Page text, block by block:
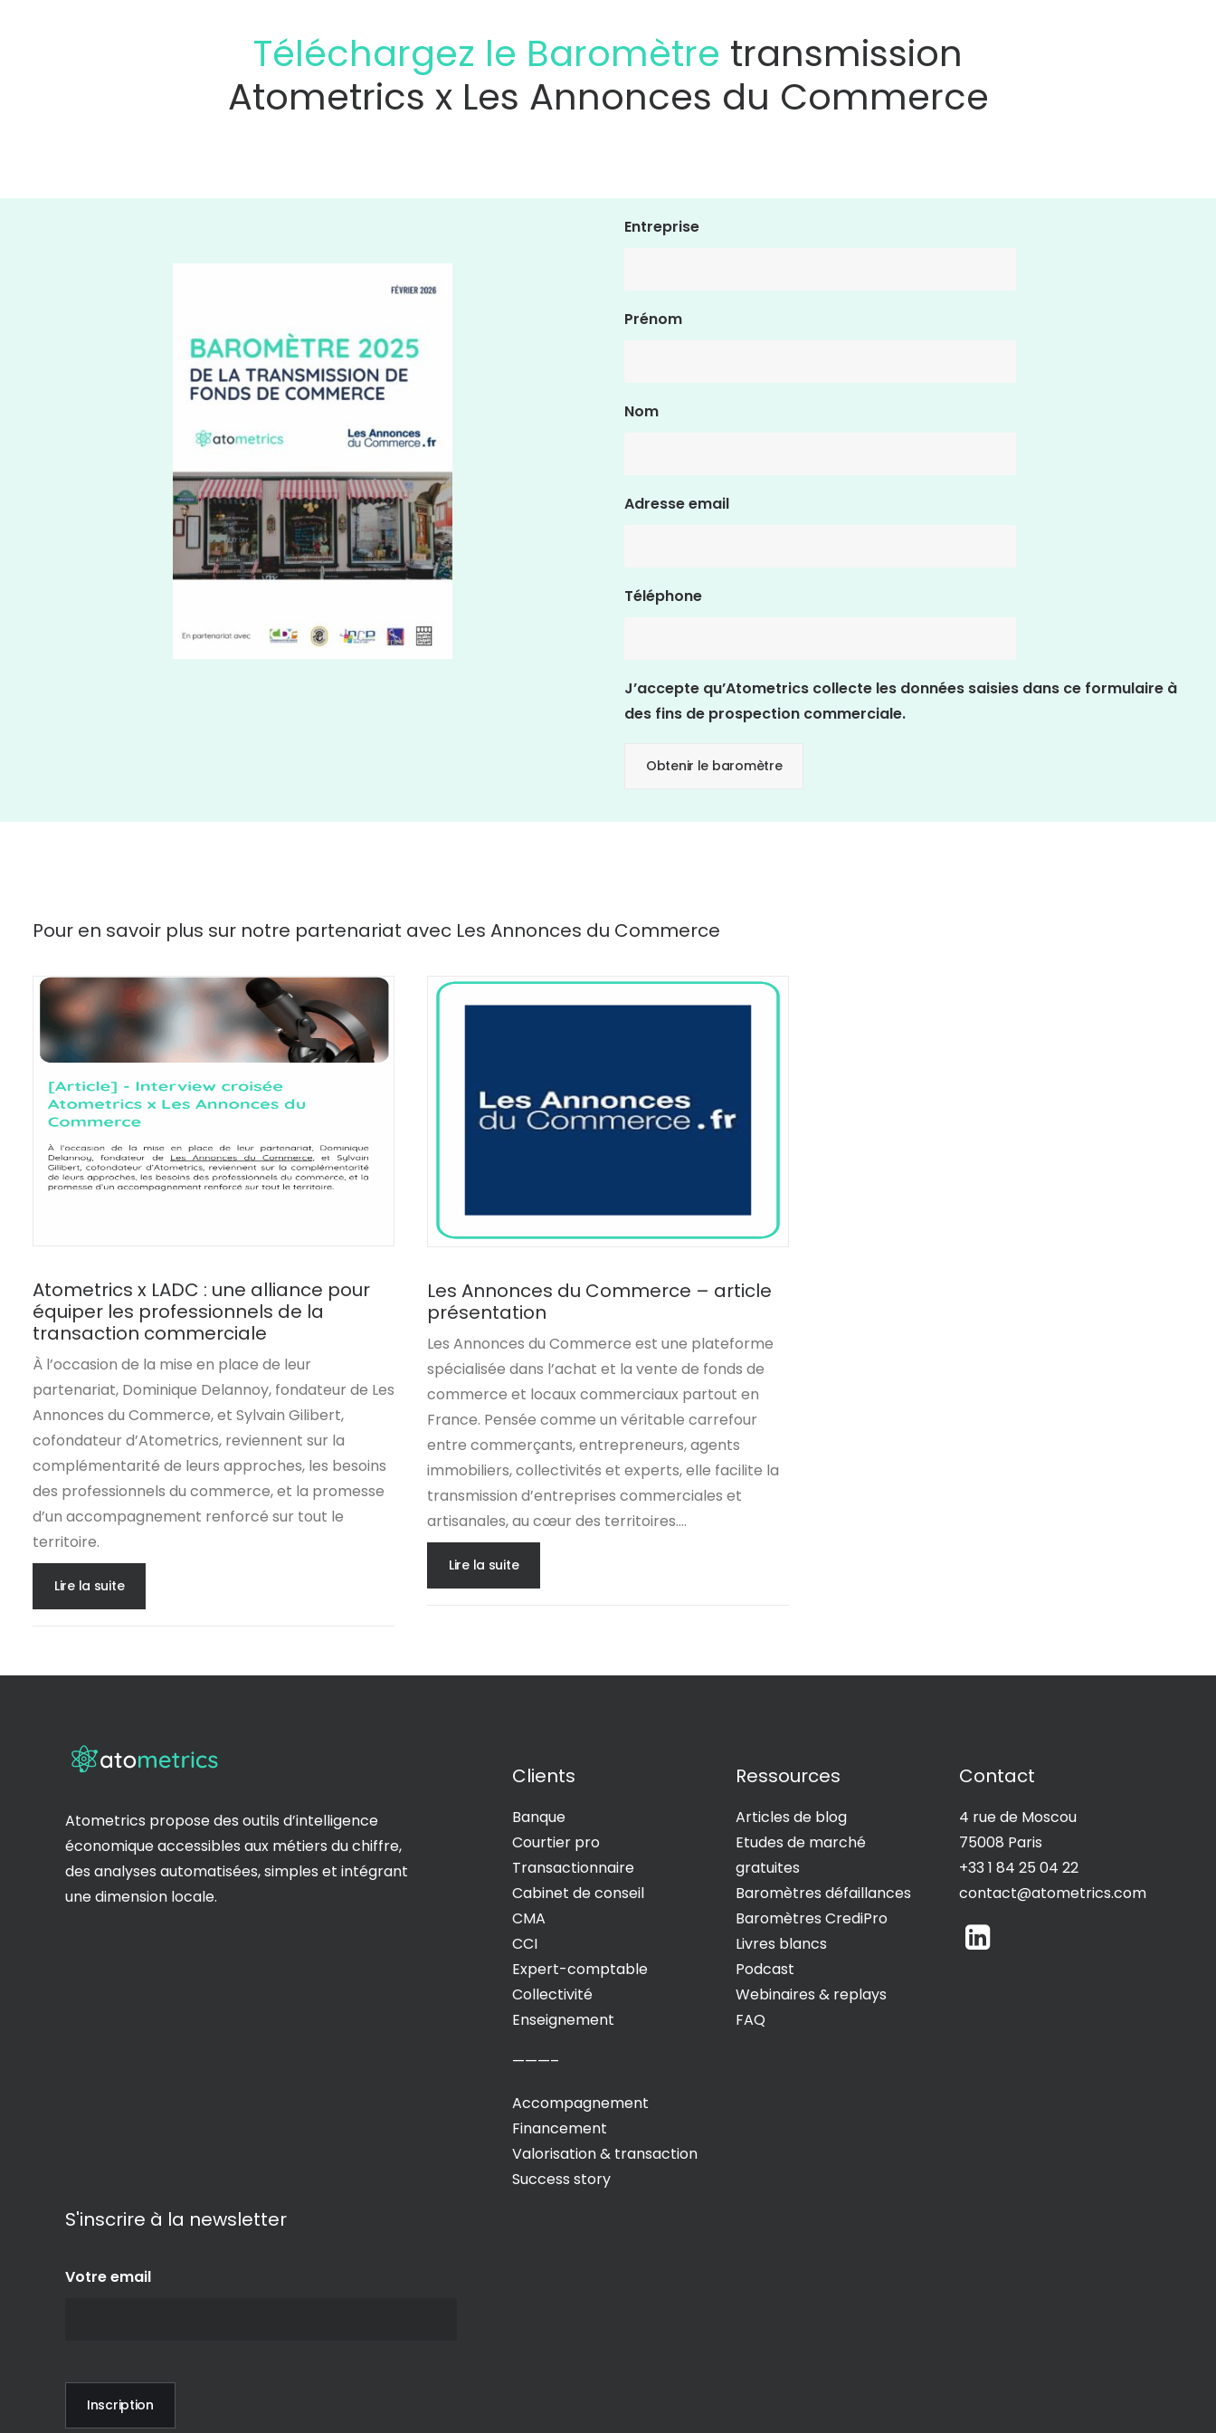
Téléchargez le Baromètre transmission
Atometrics x Les Annonces du Commerce
Entreprise
Prénom
Nom
Adresse email
Téléphone
J’accepte qu’Atometrics collecte les données saisies dans ce formulaire à
des fins de prospection commerciale.
Pour en savoir plus sur notre partenariat avec Les Annonces du Commerce
Atometrics x LADC : une alliance pour
équiper les professionnels de la
transaction commerciale
À l’occasion de la mise en place de leur
partenariat, Dominique Delannoy, fondateur de Les
Annonces du Commerce, et Sylvain Gilibert,
cofondateur d’Atometrics, reviennent sur la
complémentarité de leurs approches, les besoins
des professionnels du commerce, et la promesse
d’un accompagnement renforcé sur tout le
territoire.
Lire la suite
Les Annonces du Commerce – article
présentation
Les Annonces du Commerce est une plateforme
spécialisée dans l’achat et la vente de fonds de
commerce et locaux commerciaux partout en
France. Pensée comme un véritable carrefour
entre commerçants, entrepreneurs, agents
immobiliers, collectivités et experts, elle facilite la
transmission d’entreprises commerciales et
artisanales, au cœur des territoires....
Lire la suite
Atometrics propose des outils d’intelligence
économique accessibles aux métiers du chiffre,
des analyses automatisées, simples et intégrant
une dimension locale.
Clients
Banque
Courtier pro
Transactionnaire
Cabinet de conseil
CMA
CCI
Expert-comptable
Collectivité
Enseignement
———–
Accompagnement
Financement
Valorisation & transaction
Success story
Ressources
Articles de blog
Etudes de marché
gratuites
Baromètres défaillances
Baromètres CrediPro
Livres blancs
Podcast
Webinaires & replays
FAQ
Contact
4 rue de Moscou
75008 Paris
+33 1 84 25 04 22
contact@atometrics.com
S'inscrire à la newsletter
Votre email